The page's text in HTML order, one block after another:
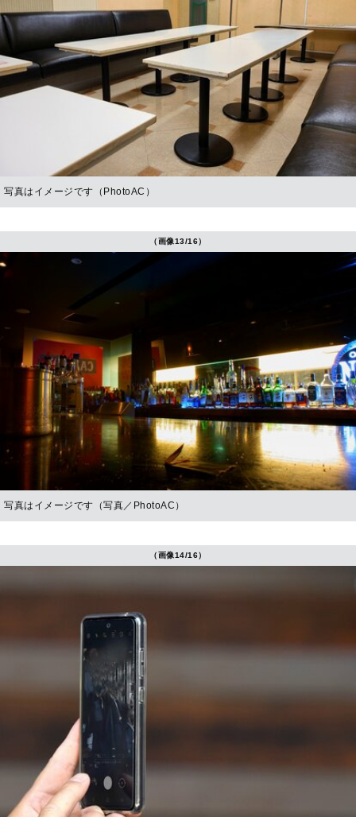
写真はイメージです（PhotoAC）
（画像13/16）
写真はイメージです（写真／PhotoAC）
（画像14/16）